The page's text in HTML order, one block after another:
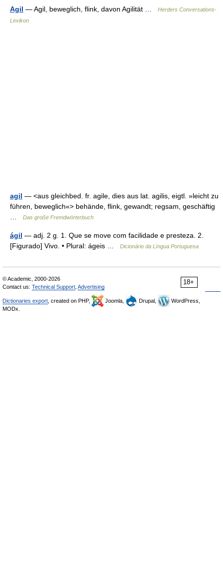
Agil — Agil, beweglich, flink, davon Agilität …
Herders Conversations-
Lexikon
agil — <aus gleichbed. fr. agile, dies aus lat. agilis, eigtl. »leicht zu
führen, beweglich«> behände, flink, gewandt; regsam, geschäftig
Das große Fremdwörterbuch
ágil — adj. 2 g. 1. Que se move com facilidade e presteza. 2.
[Figurado] Vivo. • Plural: ágeis …
Dicionário da Língua Portuguesa
18+
© Academic, 2000-2026
Contact us: Technical Support Advertising
Dictionaries export , created on PHP, Joomla, Drupal,
WordPress,
MODx.